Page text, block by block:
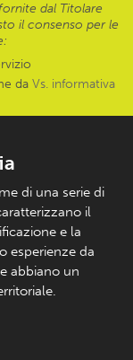
dal Titolare
il consenso per le
da Vs. informativa
di una serie di
il
e la
esperienze da
abbiano un